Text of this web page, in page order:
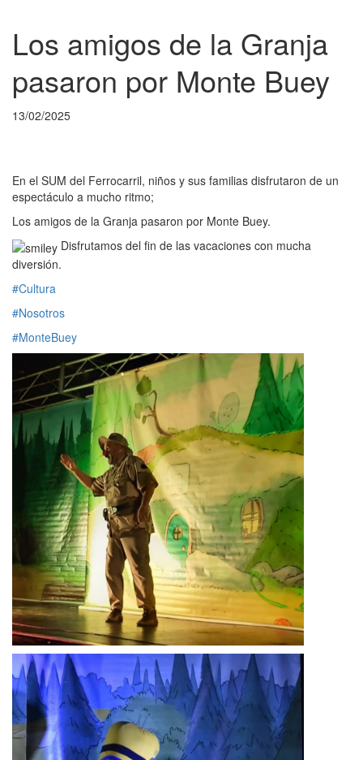
Los amigos de la Granja
pasaron por Monte Buey
13/02/2025
En el SUM del Ferrocarril, niños y sus familias disfrutaron de un
espectáculo a mucho ritmo;
Los amigos de la Granja pasaron por Monte Buey.
Disfrutamos del fin de las vacaciones con mucha
diversión.
#Cultura
#Nosotros
#MonteBuey